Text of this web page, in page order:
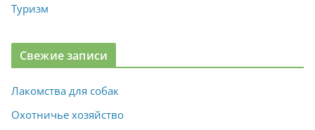
Туризм
Свежие записи
Лакомства для собак
Охотничье хозяйство